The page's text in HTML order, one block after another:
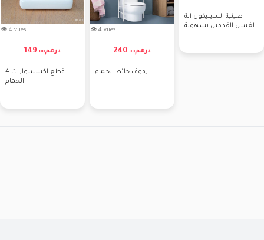
👁 4 vues
149 . 00درهم
4 قطع اكسسوارات
الحمام
👁 4 vues
240. 00درهم
رفوف حائط الحمام
صينية السيليكون الة
لغسل القدمين بسهولة